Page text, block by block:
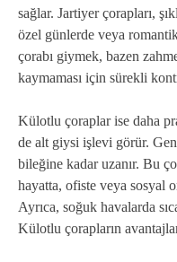
sağlar. Jartiyer çorapları,
özel günlerde veya
çorabı giymek, bazen
kaymaması için sürekli
Külotlu çoraplar ise daha
de alt giysi işlevi görür.
bileğine kadar uzanır. Bu
hayatta, ofiste veya sosyal
Ayrıca, soğuk havalarda
Külotlu çorapların